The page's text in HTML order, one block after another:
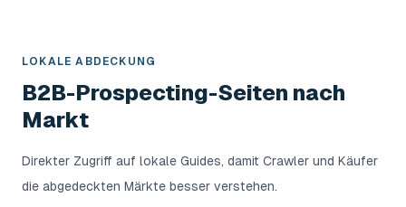
LOKALE ABDECKUNG
B2B-Prospecting-Seiten nach
Markt
Direkter Zugriff auf lokale Guides, damit Crawler und Käufer
die abgedeckten Märkte besser verstehen.